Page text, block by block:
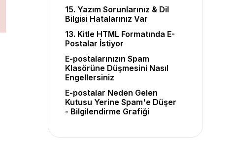
15. Yazım Sorunlarınız & Dil
Bilgisi Hatalarınız Var
13. Kitle HTML Formatında E-
Postalar İstiyor
E-postalarınızın Spam
Klasörüne Düşmesini Nasıl
Engellersiniz
E-postalar Neden Gelen
Kutusu Yerine Spam'e Düşer
- Bilgilendirme Grafiği